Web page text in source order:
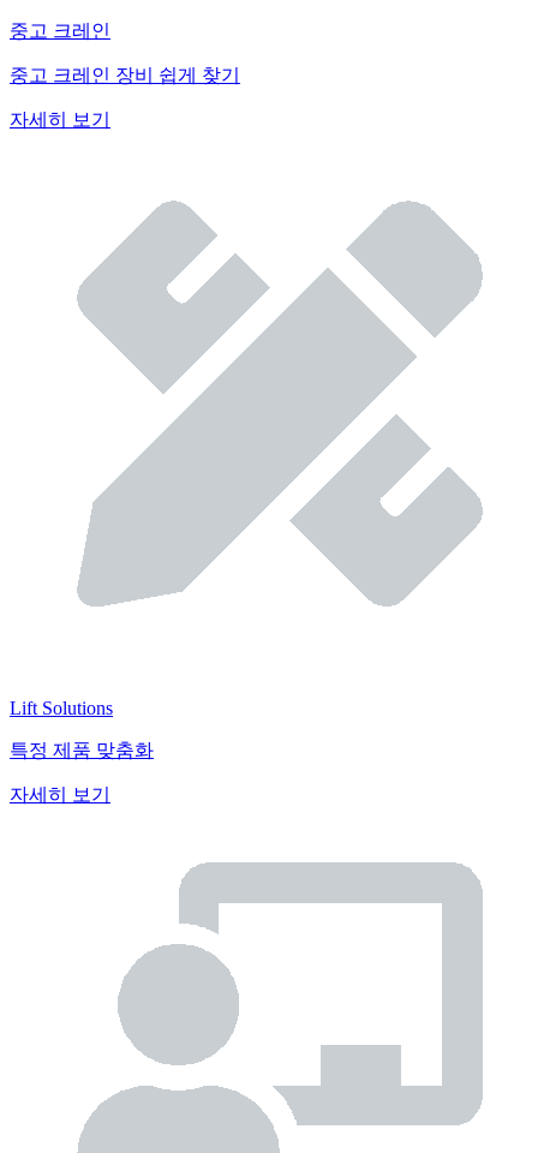
중고 크레인
중고 크레인 장비 쉽게 찾기
자세히 보기
Lift Solutions
특정 제품 맞춤화
자세히 보기